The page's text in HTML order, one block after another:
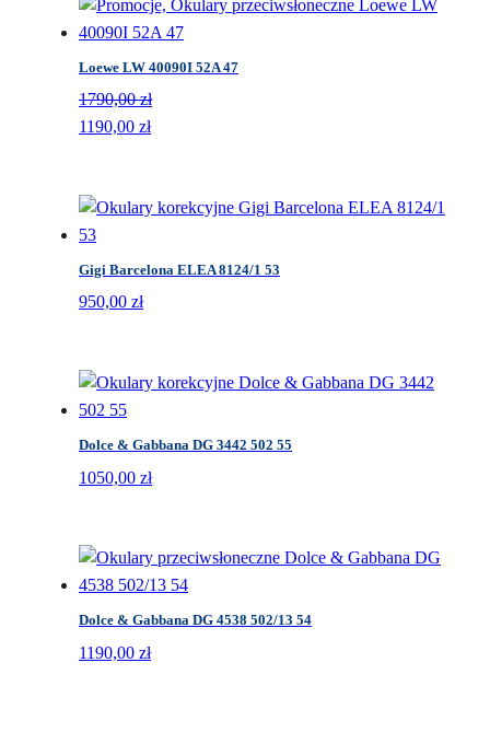
Loewe LW 40090I 52A 47
1790,00zł
Pierwotna
1790,00 zł.
1190,00 złAktualna
1190,00 zł.
Gigi Barcelona ELEA 8124/1 53
950,00 zł
Dolce & Gabbana DG 3442 502 55
1050,00 zł
Dolce & Gabbana DG 4538 502/13 54
1190,00 zł